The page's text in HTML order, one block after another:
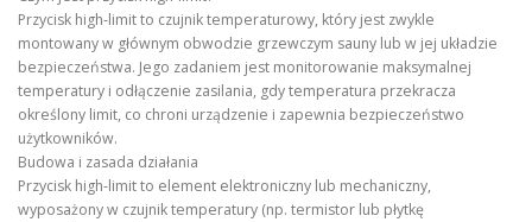
Przycisk high-limit to czujnik temperaturowy, który jest zwykle
montowany w głównym obwodzie grzewczym sauny lub w jej układzie
bezpieczeństwa. Jego zadaniem jest monitorowanie maksymalnej
temperatury i odłączenie zasilania, gdy temperatura przekracza
określony limit, co chroni urządzenie i zapewnia bezpieczeństwo
użytkowników.
Budowa i zasada działania
Przycisk high-limit to element elektroniczny lub mechaniczny,
wyposażony w czujnik temperatury (np. termistor lub płytkę